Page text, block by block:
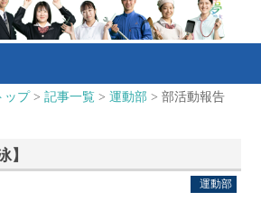
ップ>記事一覧 >運動部 > 部活動報告
】
運動部